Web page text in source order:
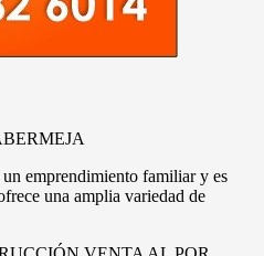
emprendimiento familiar y es
una amplia variedad de